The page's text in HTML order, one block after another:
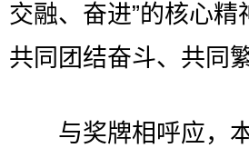
交融、奋进”的核心
共同团结奋斗、共同
与奖牌相呼应，本